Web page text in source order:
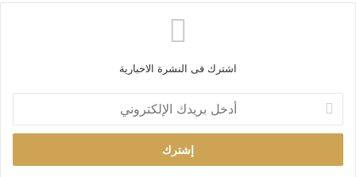
اشترك فى النشرة الاخبارية
خ
ب